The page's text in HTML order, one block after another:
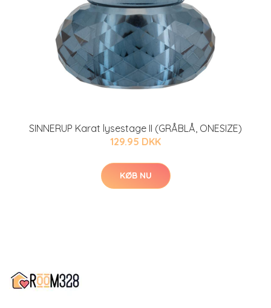
SINNERUP Karat lysestage II (GRÅBLÅ, ONESIZE)
129.95 DKK
KØB NU